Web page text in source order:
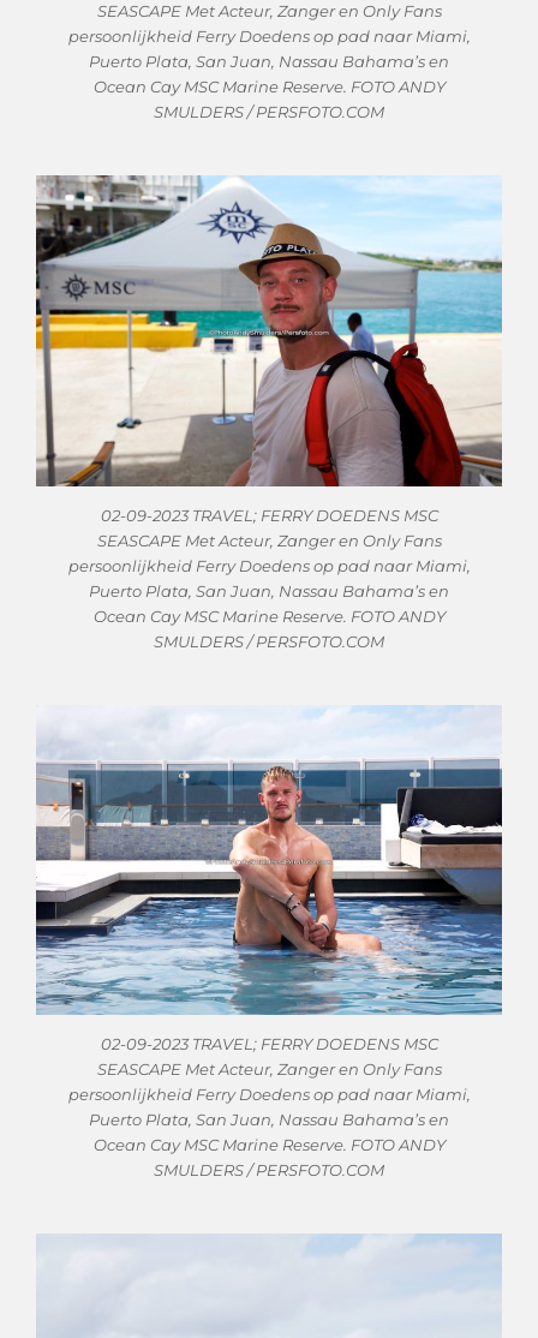
SEASCAPE Met Acteur, Zanger en Only Fans
persoonlijkheid Ferry Doedens op pad naar Miami,
Puerto Plata, San Juan, Nassau Bahama’s en
Ocean Cay MSC Marine Reserve. FOTO ANDY
SMULDERS / PERSFOTO.COM
02-09-2023 TRAVEL; FERRY DOEDENS MSC
SEASCAPE Met Acteur, Zanger en Only Fans
persoonlijkheid Ferry Doedens op pad naar Miami,
Puerto Plata, San Juan, Nassau Bahama’s en
Ocean Cay MSC Marine Reserve. FOTO ANDY
SMULDERS / PERSFOTO.COM
02-09-2023 TRAVEL; FERRY DOEDENS MSC
SEASCAPE Met Acteur, Zanger en Only Fans
persoonlijkheid Ferry Doedens op pad naar Miami,
Puerto Plata, San Juan, Nassau Bahama’s en
Ocean Cay MSC Marine Reserve. FOTO ANDY
SMULDERS / PERSFOTO.COM